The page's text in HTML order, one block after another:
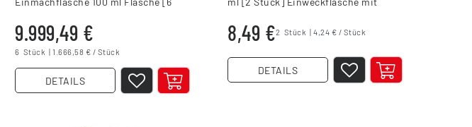
9.999,49 €
6 Stück | 1.666,58 € / Stück
DETAILS
8,49 €2 Stück | 4,24 € / Stück
DETAILS